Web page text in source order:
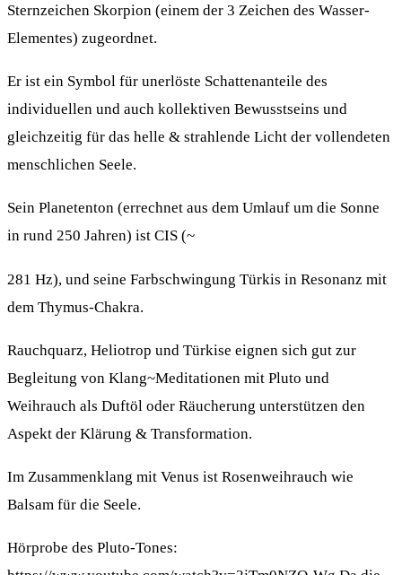
Sternzeichen Skorpion (einem der 3 Zeichen des Wasser-
Elementes) zugeordnet.
Er ist ein Symbol für unerlöste Schattenanteile des
individuellen und auch kollektiven Bewusstseins und
gleichzeitig für das helle & strahlende Licht der vollendeten
menschlichen Seele.
Sein Planetenton (errechnet aus dem Umlauf um die Sonne
in rund 250 Jahren) ist CIS (~
281 Hz), und seine Farbschwingung Türkis in Resonanz mit
dem Thymus-Chakra.
Rauchquarz, Heliotrop und Türkise eignen sich gut zur
Begleitung von Klang~Meditationen mit Pluto und
Weihrauch als Duftöl oder Räucherung unterstützen den
Aspekt der Klärung & Transformation.
Im Zusammenklang mit Venus ist Rosenweihrauch wie
Balsam für die Seele.
Hörprobe des Pluto-Tones: